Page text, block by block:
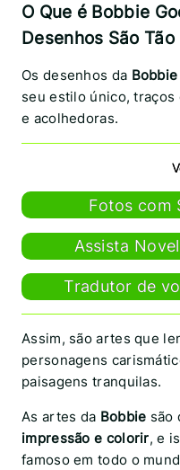
O Que é Bobbie
Desenhos São
Os desenhos da
seu estilo único, traços
e acolhedoras.
Fotos com
Assista
Tradutor de
Assim, são artes que
personagens
paisagens tranquilas.
As artes da Bobbie são
impressão e colorir, e
famoso em todo o